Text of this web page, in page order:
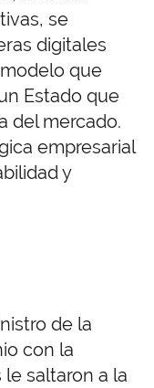
se
digitales
que
Estado que
del mercado.
empresarial
y
de la
con la
saltaron a la